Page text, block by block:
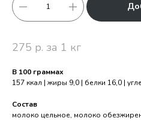
275 р. за 1 кг
В 100 граммах
157 ккал | жиры 9,0 | белки 16,0 |
Состав
молоко цельное, молоко